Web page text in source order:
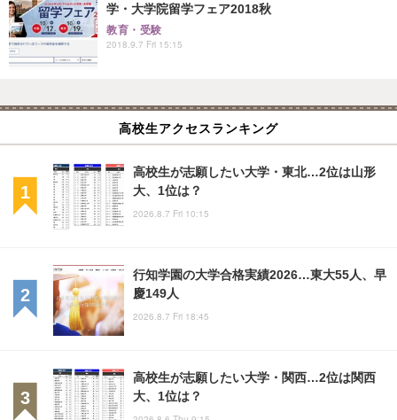
学・大学院留学フェア2018秋
教育・受験
2018.9.7 Fri 15:15
高校生アクセスランキング
高校生が志願したい大学・東北…2位は山形
大、1位は？
2026.8.7 Fri 10:15
行知学園の大学合格実績2026…東大55人、早
慶149人
2026.8.7 Fri 18:45
高校生が志願したい大学・関西…2位は関西
大、1位は？